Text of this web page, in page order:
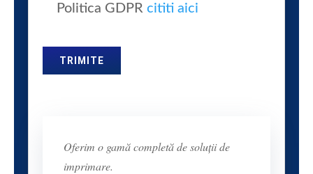
Politica GDPRcititi aici
Oferim o gamă completă de soluții de
imprimare.